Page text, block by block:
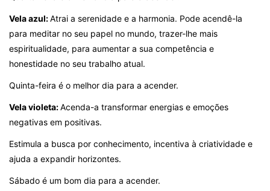
Vela azul:Atrai a serenidade e a harmonia. Pode acendê-la
para meditar no seu papel no mundo, trazer-lhe mais
espiritualidade, para aumentar a sua competência e
honestidade no seu trabalho atual.
Quinta-feira é o melhor dia para a acender.
Vela violeta:Acenda-a transformar energias e emoções
negativas em positivas.
Estimula a busca por conhecimento, incentiva à criatividade e
ajuda a expandir horizontes.
Sábado é um bom dia para a acender.